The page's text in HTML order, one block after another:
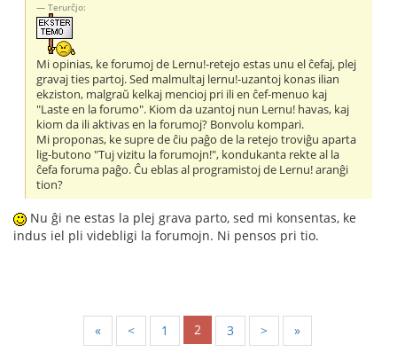
Terurĉjo:
Mi opinias, ke forumoj de Lernu!-retejo estas unu el ĉefaj, plej
gravaj ties partoj. Sed malmultaj lernu!-uzantoj konas ilian
ekziston, malgraŭ kelkaj mencioj pri ili en ĉef-menuo kaj
"Laste en la forumo". Kiom da uzantoj nun Lernu! havas, kaj
kiom da ili aktivas en la forumoj? Bonvolu kompari.
Mi proponas, ke supre de ĉiu paĝo de la retejo troviĝu aparta
lig-butono "Tuj vizitu la forumojn!", kondukanta rekte al la
ĉefa foruma paĝo. Ĉu eblas al programistoj de Lernu! aranĝi
tion?
Nu ĝi ne estas la plej grava parto, sed mi konsentas, ke
indus iel pli videbligi la forumojn. Ni pensos pri tio.
« < 1 2 3 > »